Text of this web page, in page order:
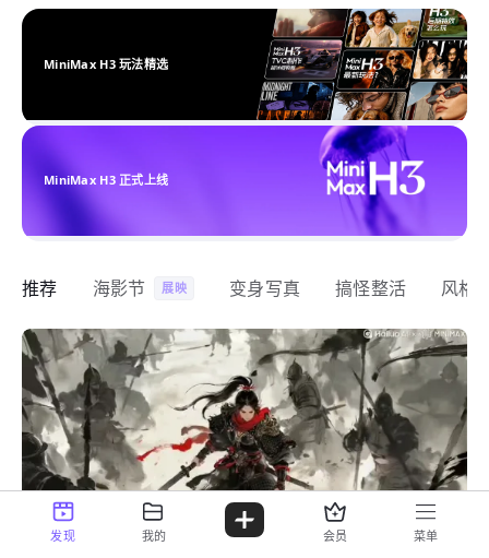
MiniMax H3 玩法精选
MiniMax H3 正式上线
推荐 海影节 展映 变身写真 搞怪整活 风格
发现 我的 会员 菜单